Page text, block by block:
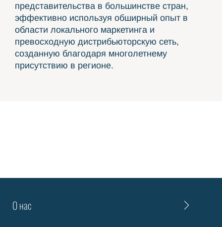
представительства в большинстве стран,
эффективно используя обширный опыт в
области локального маркетинга и
превосходную дистрибьюторскую сеть,
созданную благодаря многолетнему
присутствию в регионе.
О нас